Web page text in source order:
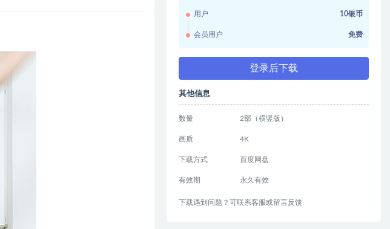
用户 10银币
会员用户 免费
登录后下载
其他信息
数量 2部（横竖版）
画质 4K
下载方式 百度网盘
有效期 永久有效
下载遇到问题？可联系客服或留言反馈